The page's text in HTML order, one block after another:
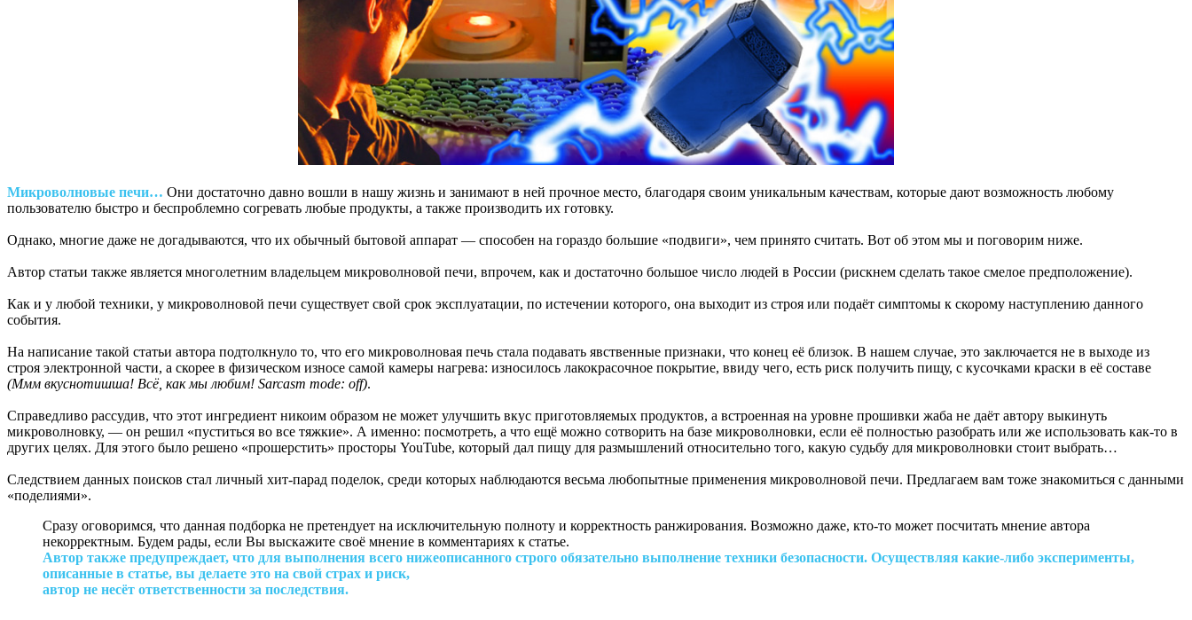
Микроволновые печи… Они достаточно давно вошли в нашу жизнь и занимают в ней прочное место, благодаря своим уникальным качествам, которые дают возможность любому
пользователю быстро и беспроблемно согревать любые продукты, а также производить их готовку.
Однако, многие даже не догадываются, что их обычный бытовой аппарат — способен на гораздо большие «подвиги», чем принято считать. Вот об этом мы и поговорим ниже.
Автор статьи также является многолетним владельцем микроволновой печи, впрочем, как и достаточно большое число людей в России (рискнем сделать такое смелое предположение).
Как и у любой техники, у микроволновой печи существует свой срок эксплуатации, по истечении которого, она выходит из строя или подаёт симптомы к скорому наступлению данного
события.
На написание такой статьи автора подтолкнуло то, что его микроволновая печь стала подавать явственные признаки, что конец её близок. В нашем случае, это заключается не в выходе из
строя электронной части, а скорее в физическом износе самой камеры нагрева: износилось лакокрасочное покрытие, ввиду чего, есть риск получить пищу, с кусочками краски в её составе
(Ммм вкуснотишша! Всё, как мы любим! Sarcasm mode: off).
Справедливо рассудив, что этот ингредиент никоим образом не может улучшить вкус приготовляемых продуктов, а встроенная на уровне прошивки жаба не даёт автору выкинуть
микроволновку, — он решил «пуститься во все тяжкие». А именно: посмотреть, а что ещё можно сотворить на базе микроволновки, если её полностью разобрать или же использовать как-то в
других целях. Для этого было решено «прошерстить» просторы YouTube, который дал пищу для размышлений относительно того, какую судьбу для микроволновки стоит выбрать…
Следствием данных поисков стал личный хит-парад поделок, среди которых наблюдаются весьма любопытные применения микроволновой печи. Предлагаем вам тоже знакомиться с данными
«поделиями».
Сразу оговоримся, что данная подборка не претендует на исключительную полноту и корректность ранжирования. Возможно даже, кто-то может посчитать мнение автора
некорректным. Будем рады, если Вы выскажите своё мнение в комментариях к статье.
Автор также предупреждает, что для выполнения всего нижеописанного строго обязательно выполнение техники безопасности. Осуществляя какие-либо эксперименты,
описанные в статье, вы делаете это на свой страх и риск,
автор не несёт ответственности за последствия.